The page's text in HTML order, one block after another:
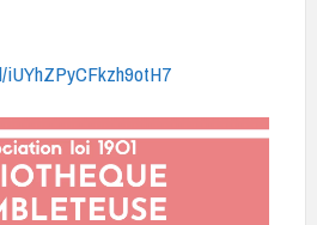
iUYhZPyCFkzh9otH7